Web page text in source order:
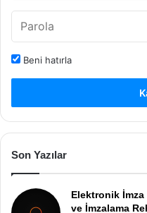
Beni hatırla
Son Yazılar
Elektronik
ve İmzalama